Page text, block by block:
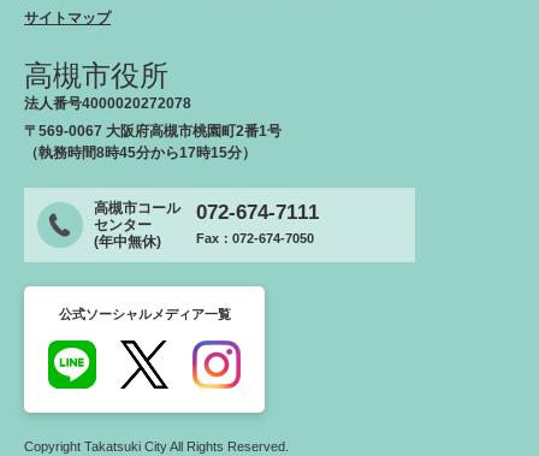
サイトマップ
高槻市役所
法人番号4000020272078
〒569-0067 大阪府高槻市桃園町2番1号
（執務時間8時45分から17時15分）
高槻市コール
センター
(年中無休)
072-674-7111
Fax：072-674-7050
公式ソーシャルメディア一覧
Copyright Takatsuki City All Rights Reserved.